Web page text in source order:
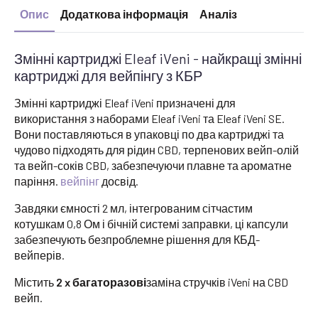
Опис Додаткова інформація Аналіз
Змінні картриджі Eleaf iVeni - найкращі змінні
картриджі для вейпінгу з КБР
Змінні картриджі Eleaf iVeni призначені для
використання з наборами Eleaf iVeni та Eleaf iVeni SE.
Вони поставляються в упаковці по два картриджі та
чудово підходять для рідин CBD, терпенових вейп-олій
та вейп-соків CBD, забезпечуючи плавне та ароматне
паріння. вейпінг досвід.
Завдяки ємності 2 мл, інтегрованим сітчастим
котушкам 0,8 Ом і бічній системі заправки, ці капсули
забезпечують безпроблемне рішення для КБД-
вейперів.
Містить 2 x багаторазовізаміна стручків iVeni на CBD
вейп.